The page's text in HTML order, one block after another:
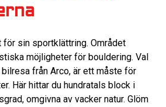
för sin sportklättring. Området
möjligheter för bouldering. Val
från Arco, är ett måste för
Här hittar du hundratals block i
omgivna av vacker natur. Glöm